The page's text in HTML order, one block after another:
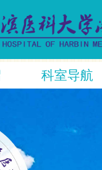
科室导航